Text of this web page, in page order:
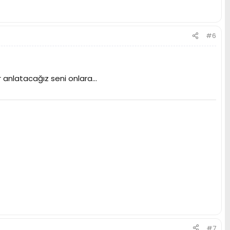
#6
seni onlara...